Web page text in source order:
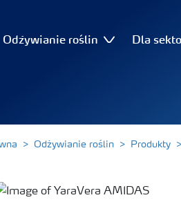
Odżywianie roślin Dla
Odżywianie roślin Produkty